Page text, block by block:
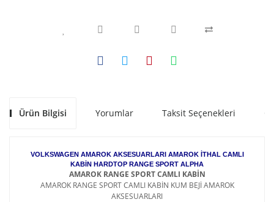
Ürün Bilgisi Yorumlar Taksit Seçenekleri
VOLKSWAGEN AMAROK AKSESUARLARI AMAROK İTHAL CAMLI
KABİN HARDTOP RANGE SPORT ALPHA
AMAROK RANGE SPORT CAMLI KABİN
AMAROK RANGE SPORT CAMLI KABİN KUM BEJİ AMAROK
AKSESUARLARI